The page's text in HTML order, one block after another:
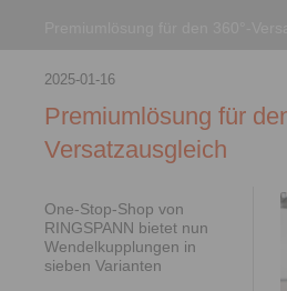
2025-01-16
Premiumlösung für
Versatzausgleich
One-Stop-Shop von
RINGSPANN bietet nun
Wendelkupplungen in
sieben Varianten